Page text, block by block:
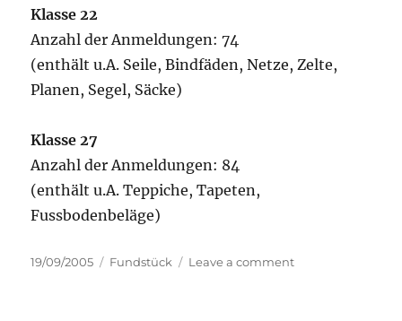
Klasse 22
Anzahl der Anmeldungen: 74
(enthält u.A. Seile, Bindfäden, Netze, Zelte,
Planen, Segel, Säcke)
Klasse 27
Anzahl der Anmeldungen: 84
(enthält u.A. Teppiche, Tapeten,
Fussbodenbeläge)
Posted
19/09/2005 Categories
Fundstück Leave a commenton